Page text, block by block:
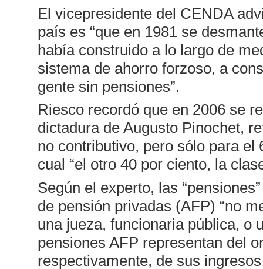
El vicepresidente del CENDA
país es “que en 1981 se
había construido a lo largo de
sistema de ahorro forzoso, a
gente sin pensiones”.
Riesco recordó que en 2006 se
dictadura de Augusto Pinochet,
no contributivo, pero sólo para el
cual “el otro 40 por ciento, la
Según el experto, las
de pensión privadas (AFP) “no
una jueza, funcionaria pública, o
pensiones AFP representan del
respectivamente, de sus